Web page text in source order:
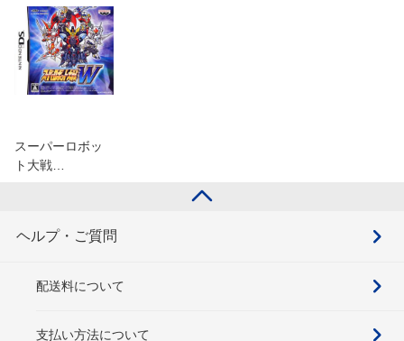
スーパーロボッ
ト大戦…
ヘルプ・ご質問
配送料について
支払い方法について